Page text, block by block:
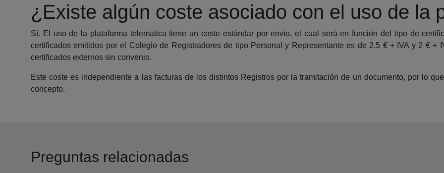
¿Existe algún coste asociado con el uso de la
Sí. El uso de la plataforma telemática tiene un coste estándar por envío, el cual será en función del tipo de
certificados emitidos por el Colegio de Registradores de tipo Personal y Representante es de 2.5 € + IVA y 2 € +
certificados externos sin convenio.
Este coste es independiente a las facturas de los distintos Registros por la tramitación de un documento, por lo
concepto.
Preguntas relacionadas